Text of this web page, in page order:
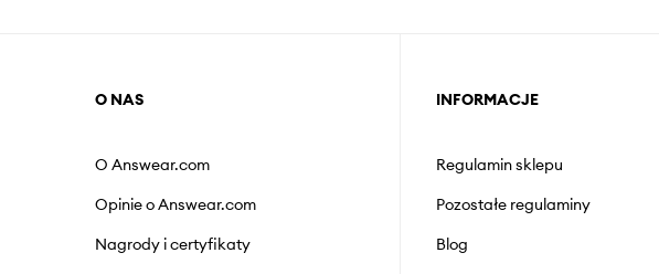
O NAS
O Answear.com
Opinie o Answear.com
Nagrody i certyfikaty
INFORMACJE
Regulamin sklepu
Pozostałe regulaminy
Blog